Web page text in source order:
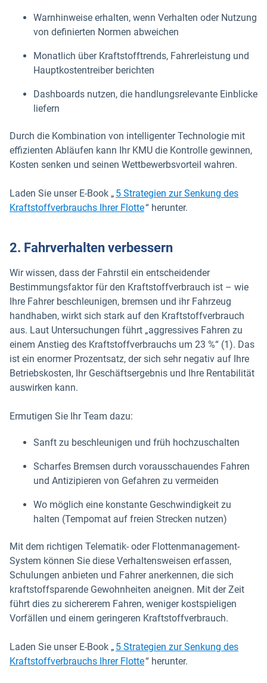
Warnhinweise erhalten, wenn Verhalten oder Nutzung
von definierten Normen abweichen
Monatlich über Kraftstofftrends, Fahrerleistung und
Hauptkostentreiber berichten
Dashboards nutzen, die handlungsrelevante Einblicke
liefern
Durch die Kombination von intelligenter Technologie mit
effizienten Abläufen kann Ihr KMU die Kontrolle gewinnen,
Kosten senken und seinen Wettbewerbsvorteil wahren.
Laden Sie unser E-Book „ 5 Strategien zur Senkung des
Kraftstoffverbrauchs Ihrer Flotte“ herunter.
2. Fahrverhalten verbessern
Wir wissen, dass der Fahrstil ein entscheidender
Bestimmungsfaktor für den Kraftstoffverbrauch ist – wie
Ihre Fahrer beschleunigen, bremsen und ihr Fahrzeug
handhaben, wirkt sich stark auf den Kraftstoffverbrauch
aus. Laut Untersuchungen führt „aggressives Fahren zu
einem Anstieg des Kraftstoffverbrauchs um 23 %“ (1). Das
ist ein enormer Prozentsatz, der sich sehr negativ auf Ihre
Betriebskosten, Ihr Geschäftsergebnis und Ihre Rentabilität
auswirken kann.
Ermutigen Sie Ihr Team dazu:
Sanft zu beschleunigen und früh hochzuschalten
Scharfes Bremsen durch vorausschauendes Fahren
und Antizipieren von Gefahren zu vermeiden
Wo möglich eine konstante Geschwindigkeit zu
halten (Tempomat auf freien Strecken nutzen)
Mit dem richtigen Telematik- oder Flottenmanagement-
System können Sie diese Verhaltensweisen erfassen,
Schulungen anbieten und Fahrer anerkennen, die sich
kraftstoffsparende Gewohnheiten aneignen. Mit der Zeit
führt dies zu sichererem Fahren, weniger kostspieligen
Vorfällen und einem geringeren Kraftstoffverbrauch.
Laden Sie unser E-Book „ 5 Strategien zur Senkung des
Kraftstoffverbrauchs Ihrer Flotte“ herunter.